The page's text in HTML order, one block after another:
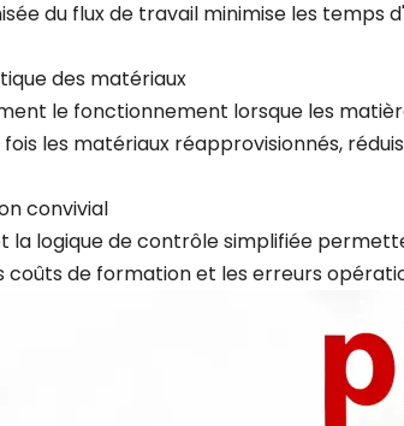
du flux de travail minimise les
des matériaux
le fonctionnement lorsque les
les matériaux réapprovisionnés,
convivial
la logique de contrôle simplifiée
coûts de formation et les erreurs